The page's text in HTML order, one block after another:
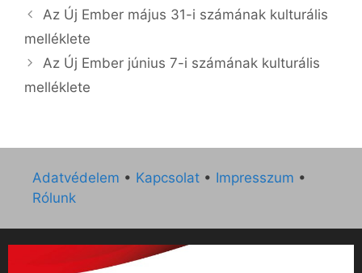
Az Új Ember május 31-i számának kulturális
melléklete
Az Új Ember június 7-i számának kulturális
melléklete
Adatvédelem • Kapcsolat • Impresszum •
Rólunk